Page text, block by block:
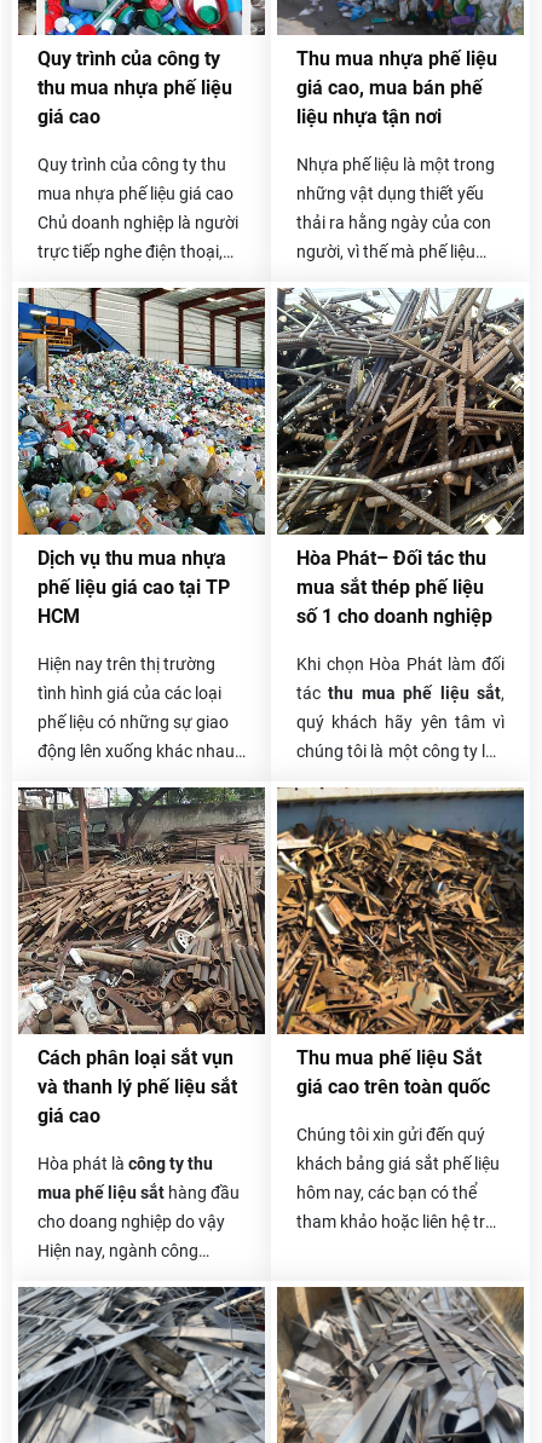
quý khách có thể gọi trực
0985.050.716 -
0912.009.526 .
có ở các công ty, xưởng sản
được chúng tôi thu mua lại
với giá cao và cạnh tranh
nhất trên thị trường.
Quy trình của công ty
thu mua nhựa phế liệu
giá cao
Quy trình của công ty thu
mua nhựa phế liệu giá cao
Chủ doanh nghiệp là người
trực tiếp nghe điện thoại,
với khách hàng, đó là việc
mà không công ty mua phế
liệu nào làm được. Khách
hàng của Hoa Phát 10 năm
nay vẫn rất tin tưởng lối
phục vụ này. Sau khi nhận
được yêu cầu của quý
khách, chúng tôi sẽ được
giá hoặc thu gom trong
ngày và thanh toán linh
hoạt cho khách.
Thu mua nhựa phế liệu
giá cao, mua bán phế
liệu nhựa tận nơi
Nhựa phế liệu là một trong
những vật dụng thiết yếu
thải ra hằng ngày của con
người, vì thế mà phế liệu
lớn. Nếu bạn đang đau đầu
vì số phế liệu nhựa tồn kho
không biết phải xử lý như
thế nào thì hãy liên lạc ngay
với chúng tôi nhé. Thu mua
phế liệu Hòa Phát chuyên
thu mua nhựa phế liệu giá
cao trên toàn quốc, đội xe
chuyển nhanh gọn nhất,
thanh toán một lần và có
phần trăm hoa hồng cho
người giới thiệu.
Dịch vụ thu mua nhựa
phế liệu giá cao tại TP
HCM
Hiện nay trên thị trường
tình hình giá của các loại
phế liệu có những sự giao
động lên xuống khác nhau
cũng như chất liệu đó đáp
ứng thị trường như thế nào.
Hòa Phát– Đối tác thu
mua sắt thép phế liệu
số 1 cho doanh nghiệp
Khi chọn Hòa Phát làm đối
tác thu mua phế liệu sắt,
quý khách hãy yên tâm vì
chúng tôi là một công ty lâu
liệu. Chúng tôi tự hào về
quá trình làm nên thương
hiệu Hòa Phát của mình.
Trong suốt nhiều năm trong
nghề, Hòa Phát đã hợp tác
với rất nhiều khách hàng,
rất nhiều doanh nghiệp,
công ty lớn nhỏ và ai cũng
mua, xử lý phế liệu của
chúng tôi.
Cách phân loại sắt vụn
và thanh lý phế liệu sắt
giá cao
Hòa phát là công ty thu
mua phế liệu sắt hàng đầu
cho doang nghiệp do vậy
Hiện nay, ngành công
hiện đại và phát triển mạnh
mẽ, có rất nhiều công trình
xây dựng từ nhỏ đến lớn, từ
công trình nhà cấp 4 cho
đến những công trình nhà
Thu mua phế liệu Sắt
giá cao trên toàn quốc
Chúng tôi xin gửi đến quý
khách bảng giá sắt phế liệu
hôm nay, các bạn có thể
tham khảo hoặc liên hệ trực
Giá sắt vụn hôm naycũng
khá tốt và ổn định, vì sắt
vụn thường có giá thu mua
không cao bằng các loại
khác nên khách hàng